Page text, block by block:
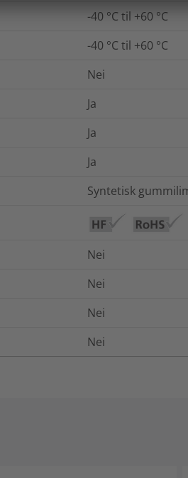
-40 °C til +60 °C
-40 °C til +60 °C
Nei
Ja
Ja
Ja
Syntetisk
Nei
Nei
Nei
Nei